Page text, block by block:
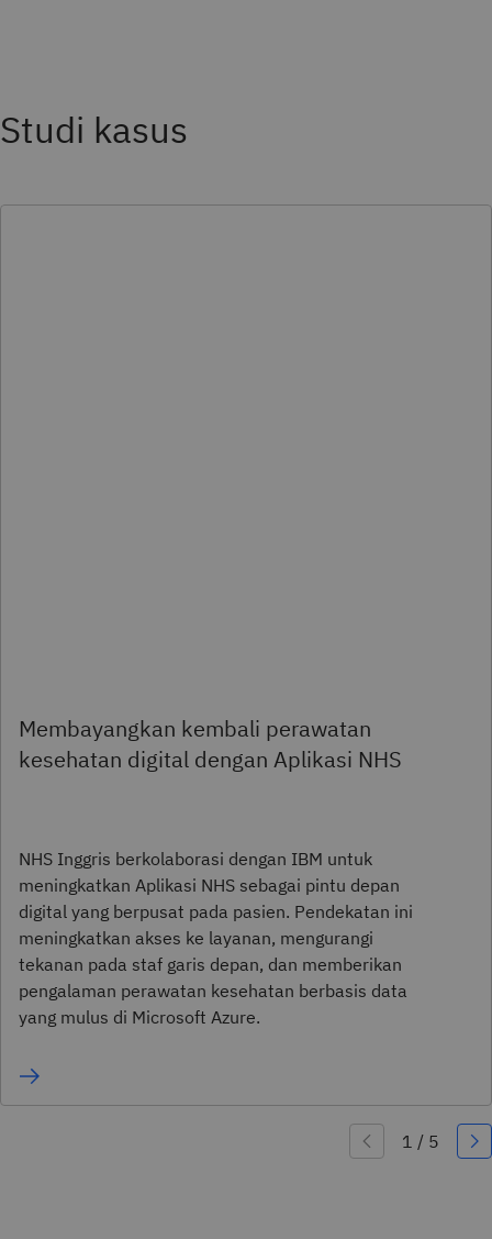
Studi kasus
Membayangkan kembali perawatan
kesehatan digital dengan Aplikasi NHS
NHS Inggris berkolaborasi dengan IBM untuk
meningkatkan Aplikasi NHS sebagai pintu depan
digital yang berpusat pada pasien. Pendekatan ini
meningkatkan akses ke layanan, mengurangi
tekanan pada staf garis depan, dan memberikan
pengalaman perawatan kesehatan berbasis data
yang mulus di Microsoft Azure.